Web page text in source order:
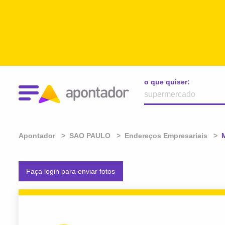
o que quiser:
Apontador SAO PAULO Endereços Empresariais
Faça login para enviar fotos